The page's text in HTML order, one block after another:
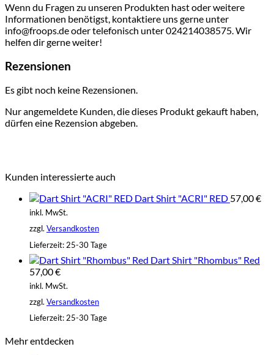
Wenn du Fragen zu unseren Produkten hast oder weitere
Informationen benötigst, kontaktiere uns gerne unter
info@froops.de oder telefonisch unter 024214038575. Wir
helfen dir gerne weiter!
Rezensionen
Es gibt noch keine Rezensionen.
Nur angemeldete Kunden, die dieses Produkt gekauft haben,
dürfen eine Rezension abgeben.
Kunden interessierte auch
Dart Shirt "ACRI" RED 57,00€
inkl. MwSt.
zzgl. Versandkosten
Lieferzeit: 25-30 Tage
Dart Shirt "Rhombus" Red
57,00€
inkl. MwSt.
zzgl. Versandkosten
Lieferzeit:25-30 Tage
Mehr entdecken